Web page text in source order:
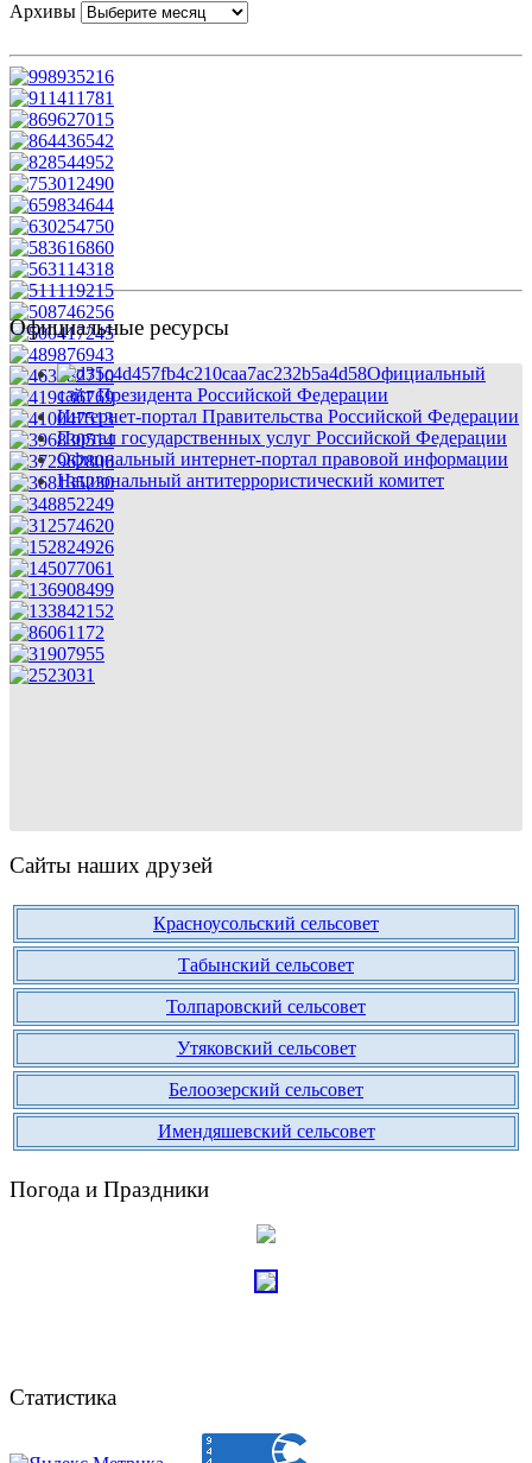
Архивы
Официальные ресурсы
Официальный
сайт Президента Российской Федерации
Интернет-портал Правительства Российской Федерации
Портал государственных услуг Российской Федерации
Официальный интернет-портал правовой информации
Национальный антитеррористический комитет
Сайты наших друзей
Красноусольский сельсовет
Табынский сельсовет
Толпаровский сельсовет
Утяковский сельсовет
Белоозерский сельсовет
Имендяшевский сельсовет
Погода и Праздники
Статистика